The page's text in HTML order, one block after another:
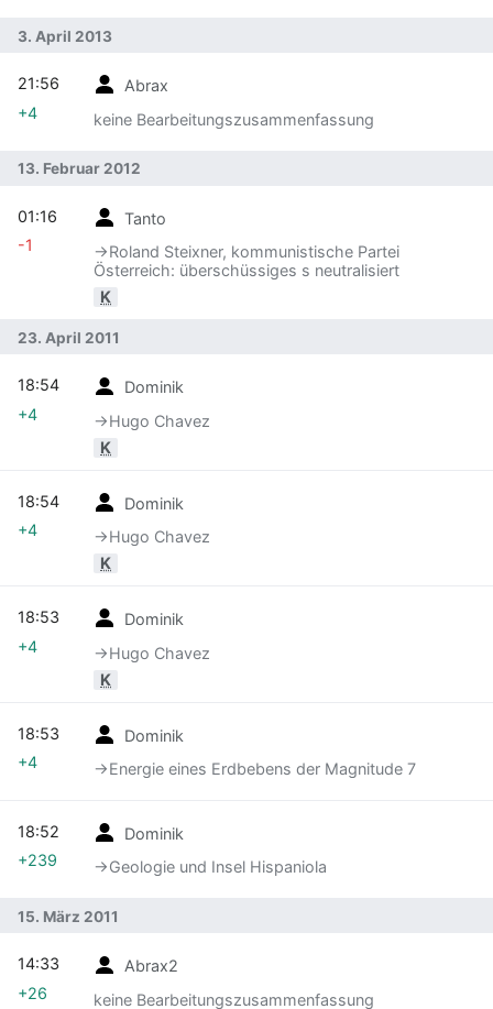
3. April 2013
Abrax
keine Bearbeitungszusammenfassung
21:56
+4
13. Februar 2012
Tanto
→‎Roland Steixner, kommunistische Partei
Österreich: überschüssiges s neutralisiert
K
01:16
-1
23. April 2011
Dominik
→‎Hugo Chavez
K
18:54
+4
Dominik
→‎Hugo Chavez
K
18:54
+4
Dominik
→‎Hugo Chavez
K
18:53
+4
Dominik
→‎Energie eines Erdbebens der Magnitude 7
18:53
+4
Dominik
→‎Geologie und Insel Hispaniola
18:52
+239
15. März 2011
Abrax2
keine Bearbeitungszusammenfassung
14:33
+26